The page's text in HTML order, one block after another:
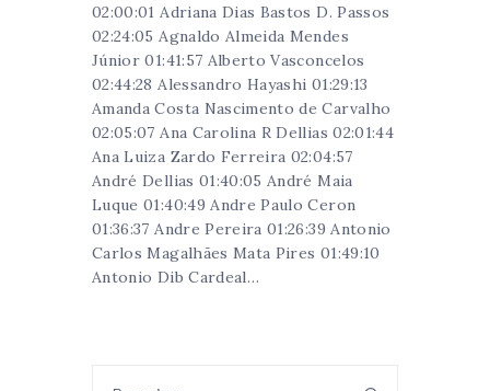
02:00:01 Adriana Dias Bastos D. Passos
02:24:05 Agnaldo Almeida Mendes
Júnior 01:41:57 Alberto Vasconcelos
02:44:28 Alessandro Hayashi 01:29:13
Amanda Costa Nascimento de Carvalho
02:05:07 Ana Carolina R Dellias 02:01:44
Ana Luiza Zardo Ferreira 02:04:57
André Dellias 01:40:05 André Maia
Luque 01:40:49 Andre Paulo Ceron
01:36:37 Andre Pereira 01:26:39 Antonio
Carlos Magalhães Mata Pires 01:49:10
Antonio Dib Cardeal…